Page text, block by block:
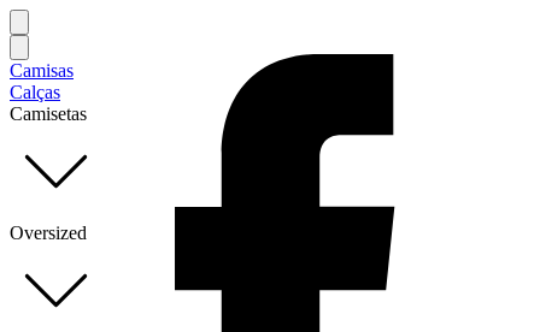
Camisas
Calças
Camisetas
Oversized